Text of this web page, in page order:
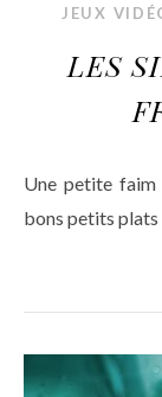
JEUX
LES
Une petite faim à force de regarder vos Sims manger de
bons petits